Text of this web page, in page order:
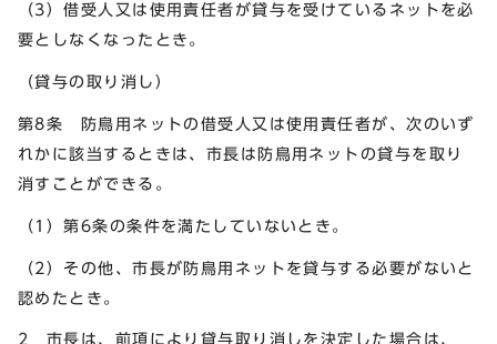
（3）借受人又は使用責任者が貸与を受けているネットを必
要としなくなったとき。
（貸与の取り消し）
第8条 防鳥用ネットの借受人又は使用責任者が、次のいず
れかに該当するときは、市長は防鳥用ネットの貸与を取り
消すことができる。
（1）第6条の条件を満たしていないとき。
（2）その他、市長が防鳥用ネットを貸与する必要がないと
認めたとき。
2 市長は、前項により貸与取り消しを決定した場合は、